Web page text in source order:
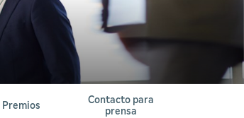
Premios
Contacto para
prensa